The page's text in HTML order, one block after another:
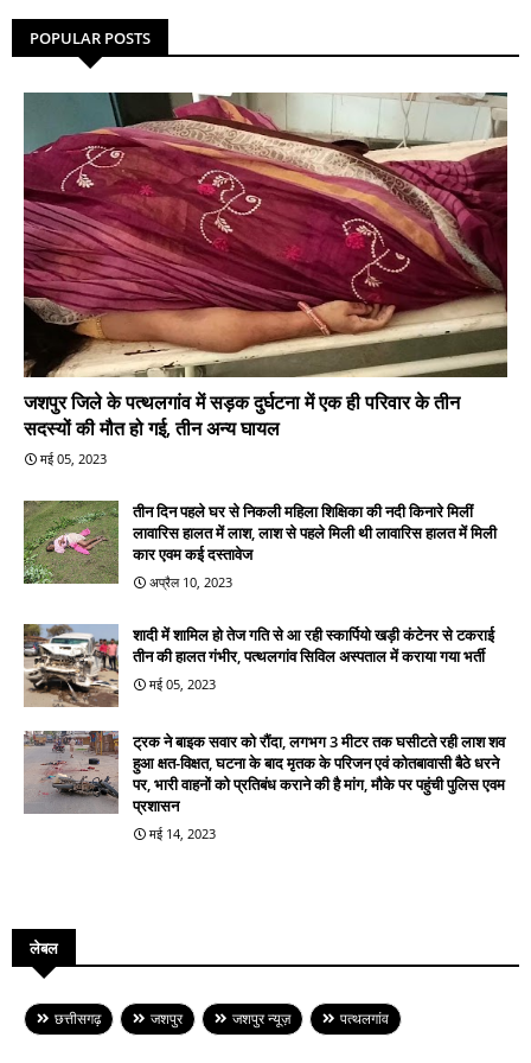
POPULAR POSTS
जशपुर जिले के पत्थलगांव में सड़क दुर्घटना में एक ही परिवार के तीन
सदस्यों की मौत हो गई, तीन अन्य घायल
मई 05, 2023
तीन दिन पहले घर से निकली महिला शिक्षिका की नदी किनारे मिलीं
लावारिस हालत में लाश, लाश से पहले मिली थी लावारिस हालत में मिली
कार एवम कई दस्तावेज
अप्रैल 10, 2023
शादी में शामिल हो तेज गति से आ रही स्कार्पियो खड़ी कंटेनर से टकराई
तीन की हालत गंभीर, पत्थलगांव सिविल अस्पताल में कराया गया भर्ती
मई 05, 2023
ट्रक ने बाइक सवार को रौंदा, लगभग 3 मीटर तक घसीटते रही लाश शव
हुआ क्षत-विक्षत, घटना के बाद मृतक के परिजन एवं कोतबावासी बैठे धरने
पर, भारी वाहनों को प्रतिबंध कराने की है मांग, मौके पर पहुंची पुलिस एवम
प्रशासन
मई 14, 2023
लेबल
छत्तीसगढ़ जशपुर जशपुर न्यूज़ पत्थलगांव